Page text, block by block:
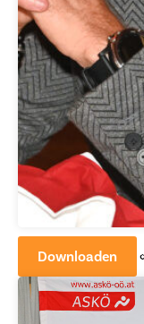
Downloaden